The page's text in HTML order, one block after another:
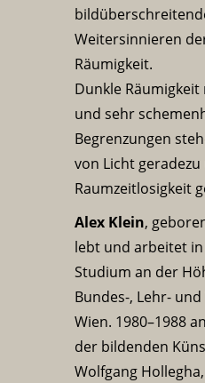
Weitersinnieren
Räumigkeit.
Dunkle
und sehr
Begrenzungen
von Licht
Raumzeitlosigkeit
Alex Klein,
lebt und arbeitet in
Studium an der
Bundes-, Lehr-
Wien. 1980–1988
der bildenden
Wolfgang